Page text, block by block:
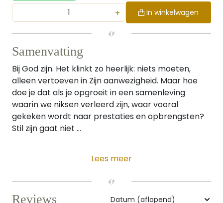
+ In winkelwagen
Samenvatting
Bij God zijn. Het klinkt zo heerlijk: niets moeten,
alleen vertoeven in Zijn aanwezigheid. Maar hoe
doe je dat als je opgroeit in een samenleving
waarin we niksen verleerd zijn, waar vooral
gekeken wordt naar prestaties en opbrengsten?
Stil zijn gaat niet ...
Lees meer
Reviews